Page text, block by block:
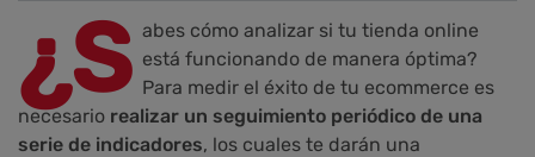
¿S abes cómo analizar si tu tienda online
está funcionando de manera óptima?
Para medir el éxito de tu ecommerce es
necesario realizar un seguimiento periódico de una
serie de indicadores, los cuales te darán una